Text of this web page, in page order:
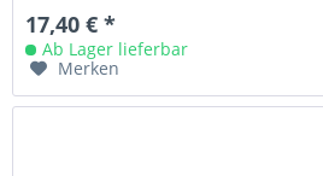
17,40 € *
Ab Lager lieferbar
Merken